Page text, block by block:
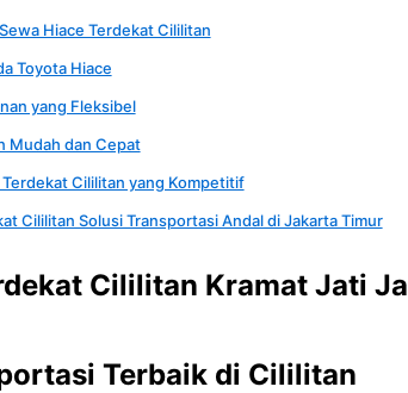
Hiace Terdekat Cililitan
Toyota Hiace
yang Fleksibel
Mudah dan Cepat
Terdekat Cililitan yang Kompetitif
Cililitan Solusi Transportasi Andal di Jakarta Timur
Cililitan Kramat Jati
Terbaik di Cililitan